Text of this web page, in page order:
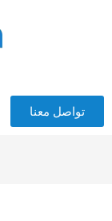
تواصل معنا